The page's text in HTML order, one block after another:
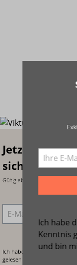
Ich habe
Kenntnis
und bin
Jetzt
sichern!
Gültig ab einem Warenwert
E-Mail-Adresse
Ich habe die
gelesen und bin mit ihnen